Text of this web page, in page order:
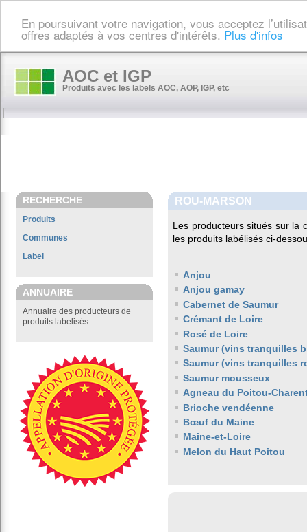
En poursuivant votre navigation, vous acceptez
offres adaptés à vos centres d'intérêts. Plus d'infos
AOC et IGP
Produits avec les labels AOC, AOP, IGP, etc
RECHERCHE
Produits
Communes
Label
ANNUAIRE
Annuaire des producteurs de
produits labelisés
ROU-MARSON
Les producteurs situés sur la
les produits labélisés ci-
Anjou
Anjou gamay
Cabernet de Saumur
Crémant de Loire
Rosé de Loire
Saumur (vins tranquilles
Saumur (vins tranquilles
Saumur mousseux
Agneau du Poitou-
Brioche vendéenne
Bœuf du Maine
Maine-et-Loire
Melon du Haut Poitou